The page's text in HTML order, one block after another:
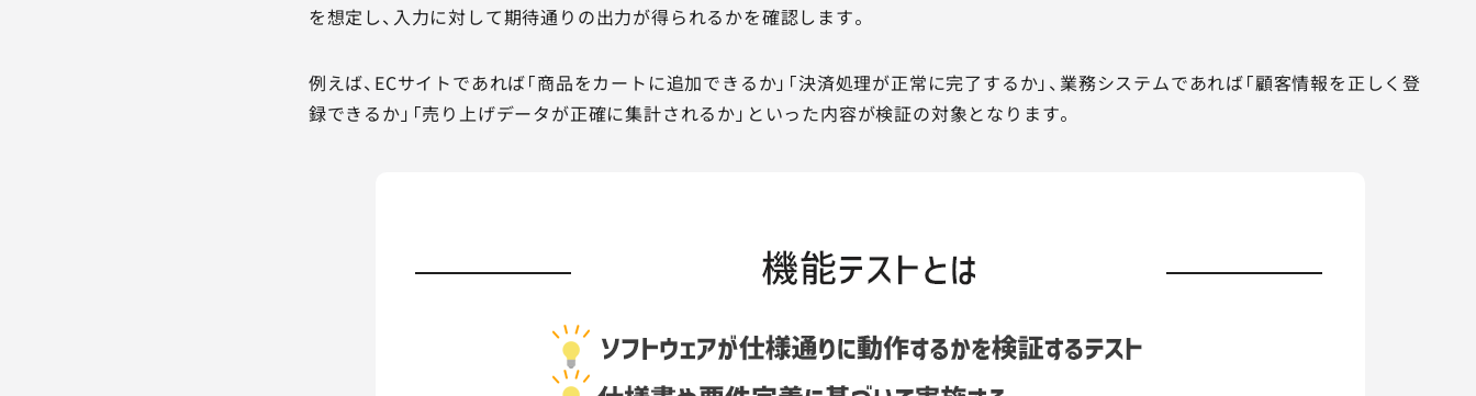
を想定し、入力に対して期待通りの出力が得られるかを確認します。
例えば、ECサイトであれば「商品をカートに追加できるか」「決済処理が正常に完了するか」、業務システムであれば「顧客情報を正しく登
録できるか」「売り上げデータが正確に集計されるか」といった内容が検証の対象となります。